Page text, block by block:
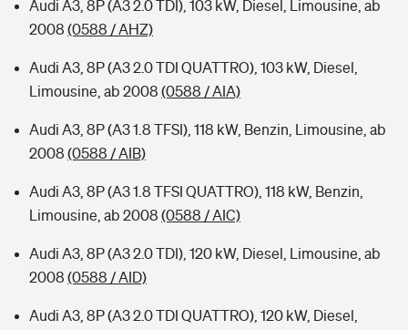
Audi A3, 8P (A3 2.0 TDI), 103 kW, Diesel, Limousine, ab
2008 (0588 / AHZ)
Audi A3, 8P (A3 2.0 TDI QUATTRO), 103 kW, Diesel,
Limousine, ab 2008 (0588 / AIA)
Audi A3, 8P (A3 1.8 TFSI), 118 kW, Benzin, Limousine, ab
2008 (0588 / AIB)
Audi A3, 8P (A3 1.8 TFSI QUATTRO), 118 kW, Benzin,
Limousine, ab 2008 (0588 / AIC)
Audi A3, 8P (A3 2.0 TDI), 120 kW, Diesel, Limousine, ab
2008 (0588 / AID)
Audi A3, 8P (A3 2.0 TDI QUATTRO), 120 kW, Diesel,